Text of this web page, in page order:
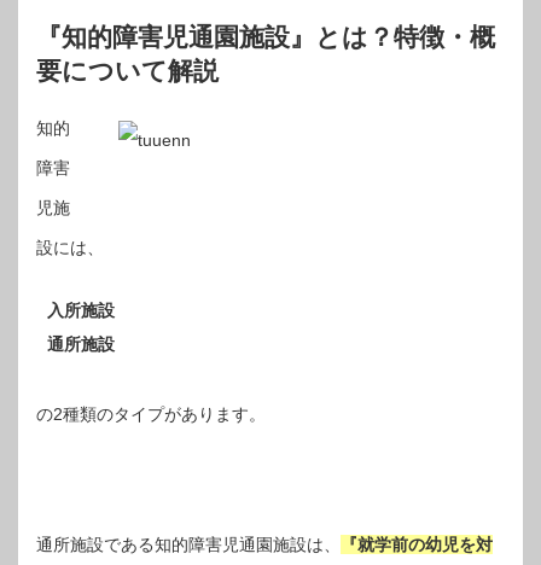
『知的障害児通園施設』とは？特徴・概
要について解説
知的
障害
児施
設には、
入所施設
通所施設
の2種類のタイプがあります。
通所施設である知的障害児通園施設は、 『就学前の幼児を対